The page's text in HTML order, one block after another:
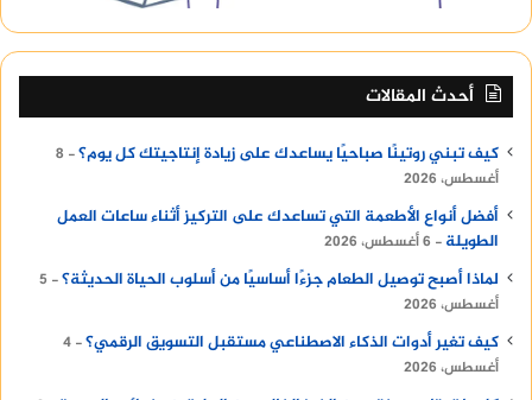
أحدث المقالات
كيف تبني روتينًا صباحيًا يساعدك على زيادة إنتاجيتك كل يوم؟
8
أغسطس، 2026
أفضل أنواع الأطعمة التي تساعدك على التركيز أثناء ساعات العمل
الطويلة
6 أغسطس، 2026
لماذا أصبح توصيل الطعام جزءًا أساسيًا من أسلوب الحياة الحديثة؟
5
أغسطس، 2026
كيف تغير أدوات الذكاء الاصطناعي مستقبل التسويق الرقمي؟ 4
أغسطس، 2026